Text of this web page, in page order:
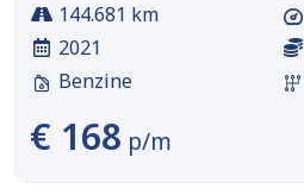
144.681 km
2021
Benzine
€ 168 p/m